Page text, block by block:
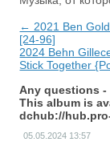
← 2021 Ben
[24-96]
2024 Behn
Stick Together
Any questions -
This album is
dchub://
05.05.2024 13:57